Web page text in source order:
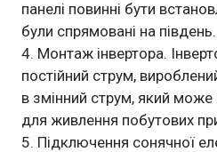
панелі повинні бути
були спрямовані на південь.
Монтаж інвертора.
постійний струм,
в змінний струм, який може
для живлення побутових
Підключення сонячної